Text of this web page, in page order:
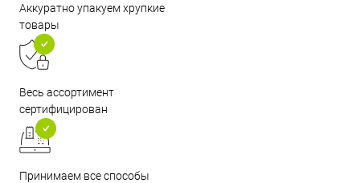
Аккуратно упакуем хрупкие
товары
Весь ассортимент
сертифицирован
Принимаем все способы